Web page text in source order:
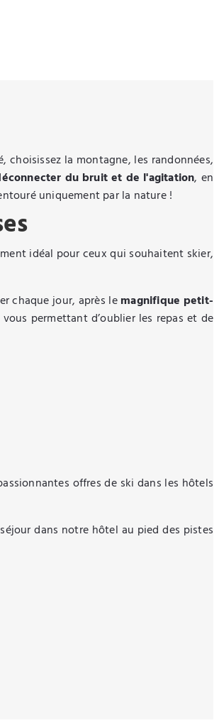
choisissez la montagne, les randonnées,
du bruit et de l'agitation, en
uniquement par la nature !
idéal pour ceux qui souhaitent skier,
chaque jour, après lemagnifique petit-
permettant d’oublier les repas et de
offres de ski dans les hôtels
dans notre hôtel au pied des pistes